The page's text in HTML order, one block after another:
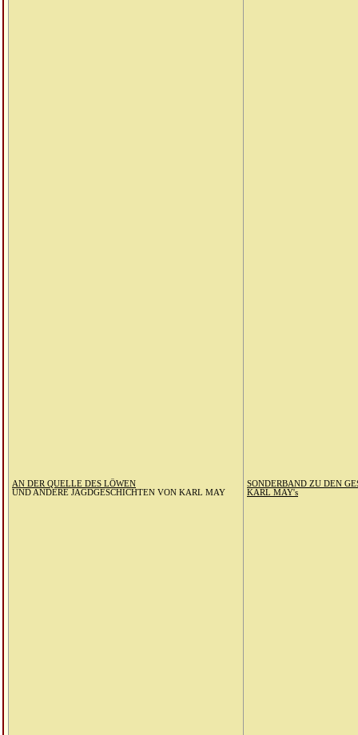
AN DER QUELLE DES LÖWEN
UND ANDERE JAGDGESCHICHTEN VON KARL MAY
SONDERBAND ZU DEN
KARL MAY's